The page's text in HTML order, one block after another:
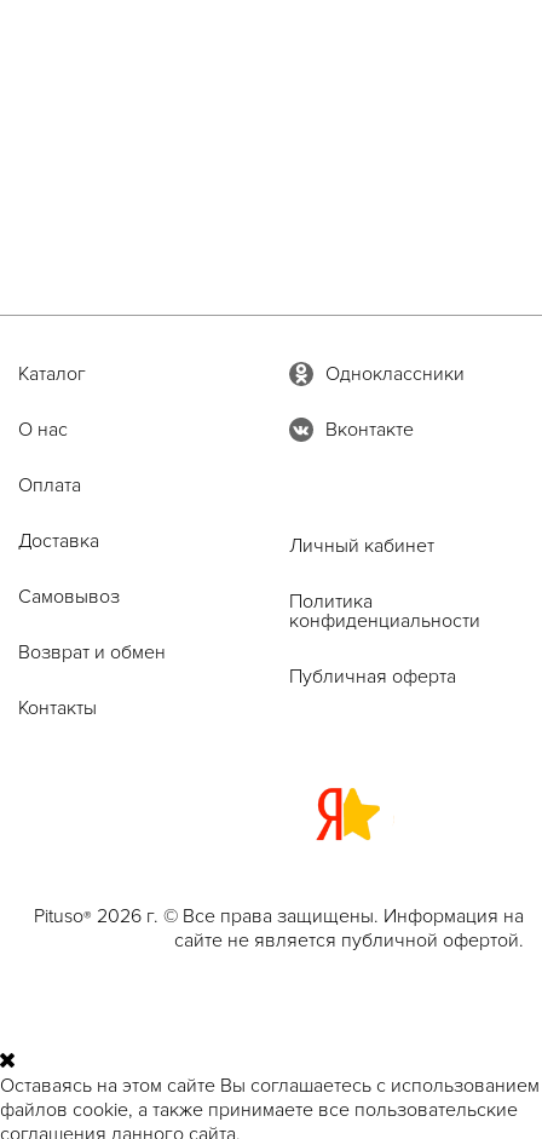
Каталог
О нас
Оплата
Доставка
Самовывоз
Возврат и обмен
Контакты
Одноклассники
Вконтакте
Личный кабинет
Политика
конфиденциальности
Публичная оферта
Pituso® 2026 г. © Все права защищены. Информация на
сайте не является публичной офертой.
Оставаясь на этом сайте Вы соглашаетесь с использованием
файлов cookie, а также принимаете все пользовательские